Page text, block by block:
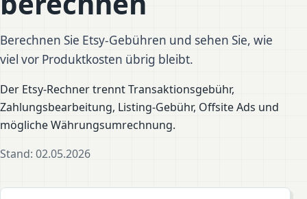
Berechnen Sie Etsy-Gebühren und sehen Sie, wie
viel vor Produktkosten übrig bleibt.
Der Etsy-Rechner trennt Transaktionsgebühr,
Zahlungsbearbeitung, Listing-Gebühr, Offsite Ads und
mögliche Währungsumrechnung.
Stand: 02.05.2026